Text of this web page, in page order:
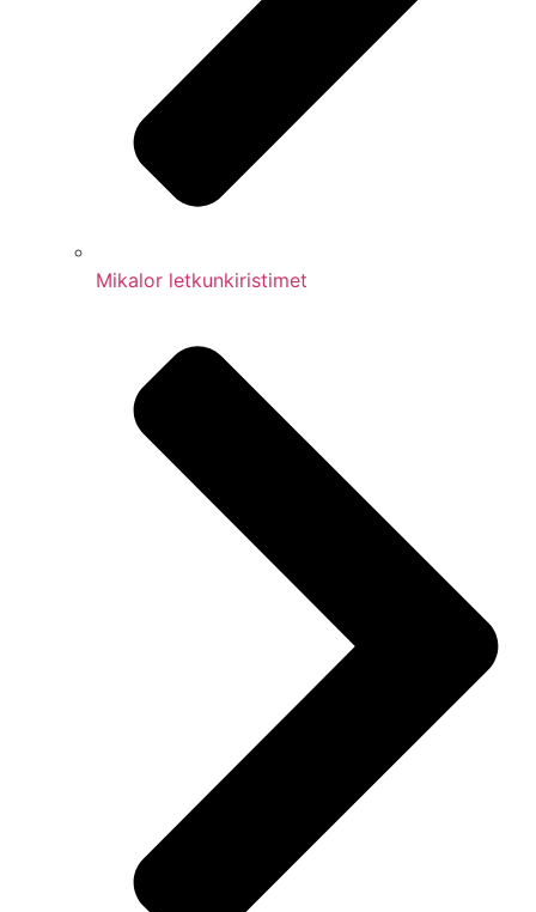
Mikalor letkunkiristimet